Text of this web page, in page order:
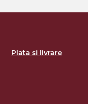
Plata si livrare